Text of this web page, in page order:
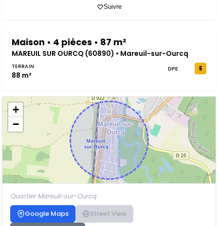
Suivre
Maison • 4 pièces • 87 m²
MAREUIL SUR OURCQ (60890) • Mareuil-sur-Ourcq
TERRAIN
88 m²
DPE E
+
−
Quartier Mareuil-sur-Ourcq
Google Maps
Street View